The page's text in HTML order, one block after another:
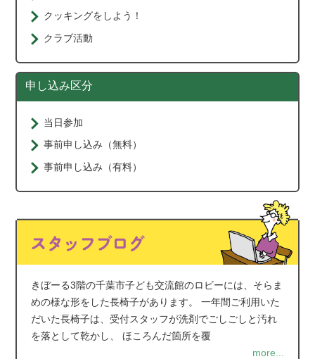
クッキングをしよう！
クラブ活動
申し込み区分
当日参加
事前申し込み（無料）
事前申し込み（有料）
きぼーる3階の千葉市子ども交流館のロビーには、そらま
めの様な形をした長椅子があります。 一年間ご利用いた
だいた長椅子は、受付スタッフが洗剤でごしごしと汚れ
を落として乾かし、 ほころんだ箇所を覆
more...